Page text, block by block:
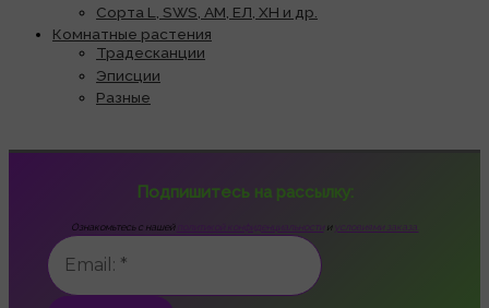
Сорта L, SWS, АМ, ЕЛ, ХН и др.
Комнатные растения
Традесканции
Эписции
Разные
Подпишитесь на рассылку:
Ознакомьтесь с нашей и условиями заказа.